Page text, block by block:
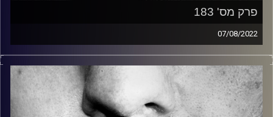
פרק מס' 183
07/08/2022
זיפים, מוזיקה מחוספסת של הופעות חיות. הרבה ג'אם, רוק,
בלוז, bluegrass, ג'אז, Fאנק, פרוגרסיב ואפילו אלקטרוניקה.
כל מה שחי, אמיתי ונושם.
עם שמוליק רגב.